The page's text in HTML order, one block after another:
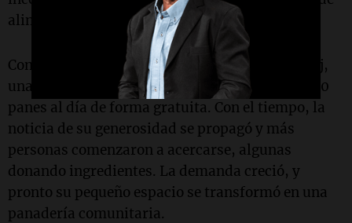
alimentar a su familia y a quienes la rodeaban.
Comenzó a hornear mana’eesh utilizando su saj,
una plancha metálica tradicional, y repartió 200
panes al día de forma gratuita. Con el tiempo, la
noticia de su generosidad se propagó y más
personas comenzaron a acercarse, algunas
donando ingredientes. La demanda creció, y
pronto su pequeño espacio se transformó en una
panadería comunitaria.